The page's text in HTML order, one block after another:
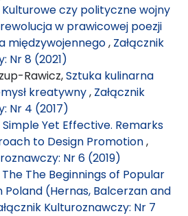
Kulturowe czy polityczne wojny
w prawicowej poezji
międzywojennego, Załącznik
Nr 8 (2021)
Rawicz,Sztuka kulinarna
kreatywny, Załącznik
Nr 4 (2017)
Simple Yet Effective. Remarks
to Design Promotion,
Nr 6 (2019)
The The Beginnings of Popular
Poland (Hernas, Balcerzan and
Kulturoznawczy: Nr 7